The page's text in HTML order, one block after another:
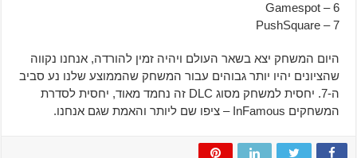
Gamespot – 6
PushSquare – 7
היום המשחק יצא בשאר העולם ויהיה זמין להורדה, אנחנו נקווה
שהציונים יהיו יותר גבוהים עבור המשחק שהממוצע שלנו נע סביב
ה-7. יחסית למשחק מסוג DLC זה נחמד מאוד, יחסית לסדרת
המשחקים InFamous – ציפו שם ליותר והאמת שגם אנחנו.